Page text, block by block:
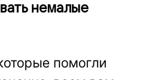
немалые
помогли